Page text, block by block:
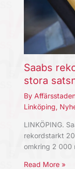
Saabs
stora
By
Linköping,
LINKÖPING.
rekordstarkt
omkring 2 000
Read More »